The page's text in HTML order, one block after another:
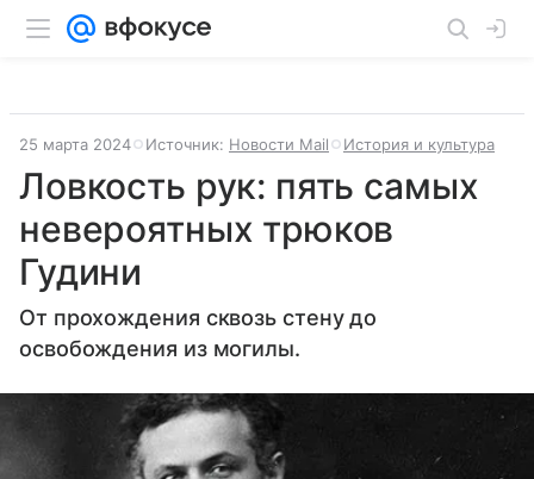
25 марта 2024 Источник: Новости Mail История и культура
Ловкость рук: пять самых
невероятных трюков
Гудини
От прохождения сквозь стену до
освобождения из могилы.